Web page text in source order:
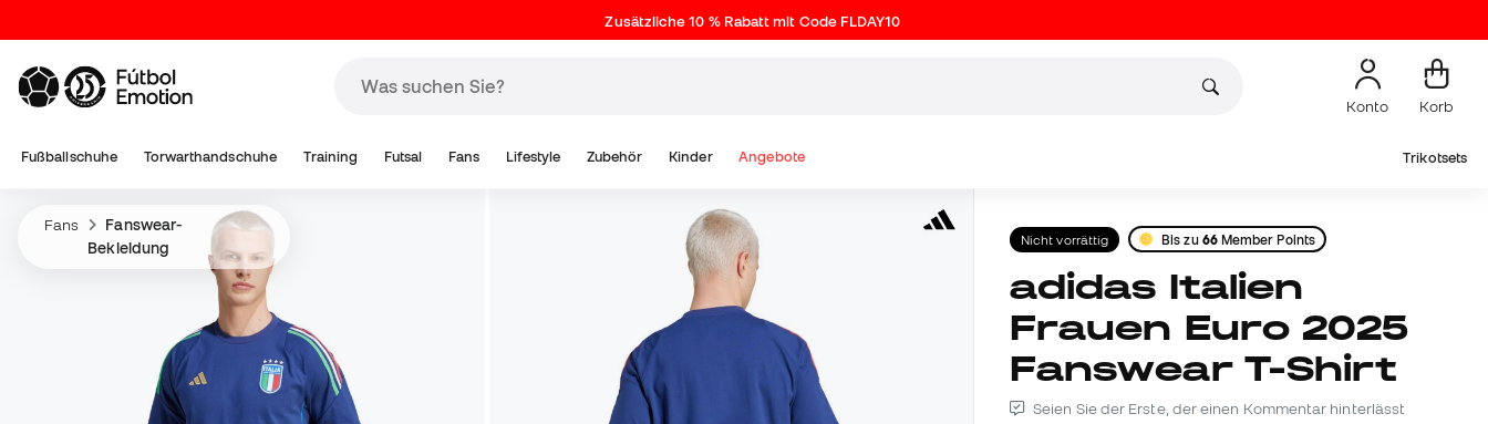
Zusätzliche 10 % Rabatt mit Code FLDAY10
Konto Korb
Fußballschuhe Torwarthandschuhe Training Futsal Fans Lifestyle Zubehör Kinder Angebote Trikotsets
Fans
Fanswear-
Bekleidung
Nicht vorrättig Bis zu 66Member Points
adidas Italien
Frauen Euro 2025
Fanswear T-Shirt
Seien Sie der Erste, der einen Kommentar hinterlässt